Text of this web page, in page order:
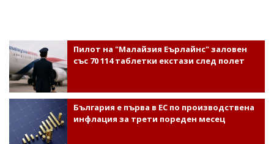
Пилот на "Малайзия Еърлайнс" заловен
със 70 114 таблетки екстази след полет
България е първа в ЕС по производствена
инфлация за трети пореден месец